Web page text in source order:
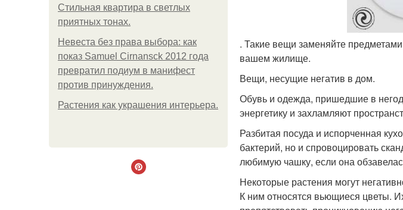
Стильная квартира в светлых
приятных тонах.
Невеста без права выбора: как
показ Samuel Cirnansck 2012 года
превратил подиум в манифест
против принуждения.
Растения как украшения интерьера.
. Такие вещи заменяйте
вашем жилище.
Вещи, несущие негатив в дом.
Обувь и одежда, пришедшие в
энергетику и захламляют
Разбитая посуда и испорченная
бактерий, но и спровоцировать
любимую чашку, если она
Некоторые растения могут
К ним относятся вьющиеся цветы.